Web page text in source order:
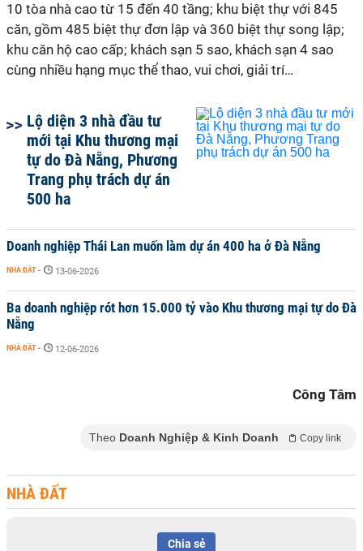
10 tòa nhà cao từ 15 đến 40 tầng; khu biệt thự với 845
căn, gồm 485 biệt thự đơn lập và 360 biệt thự song lập;
khu căn hộ cao cấp; khách sạn 5 sao, khách sạn 4 sao
cùng nhiều hạng mục thể thao, vui chơi, giải trí…
Lộ diện 3 nhà đầu tư
mới tại Khu thương mại
tự do Đà Nẵng, Phương
Trang phụ trách dự án
500 ha
Doanh nghiệp Thái Lan muốn làm dự án 400 ha ở Đà Nẵng
NHÀ ĐẤT - 13-06-2026
Ba doanh nghiệp rót hơn 15.000 tỷ vào Khu thương mại tự do Đà
Nẵng
NHÀ ĐẤT - 12-06-2026
Công Tâm
Theo Doanh Nghiệp & Kinh Doanh Copy link
NHÀ ĐẤT
Chia sẻ